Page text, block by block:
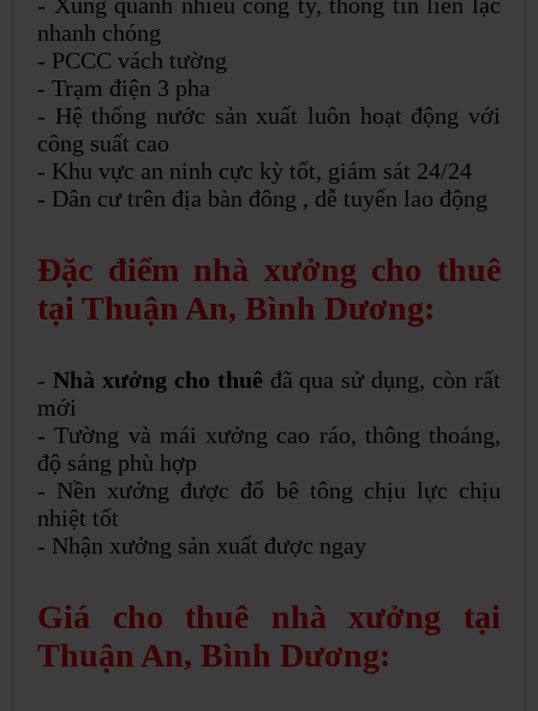
nhanh chóng
- PCCC vách tường
- Trạm điện 3 pha
- Hệ thống nước sản xuất luôn hoạt động với
công suất cao
- Khu vực an ninh cực kỳ tốt, giám sát 24/24
- Dân cư trên địa bàn đông , dễ tuyển lao động
Đặc điểm nhà xưởng cho thuê
tại Thuận An, Bình Dương:
- Nhà xưởng cho thuê đã qua sử dụng, còn rất
mới
- Tường và mái xưởng cao ráo, thông thoáng,
độ sáng phù hợp
- Nền xưởng được đổ bê tông chịu lực chịu
nhiệt tốt
- Nhận xưởng sản xuất được ngay
Giá cho thuê nhà xưởng tại
Thuận An, Bình Dương: